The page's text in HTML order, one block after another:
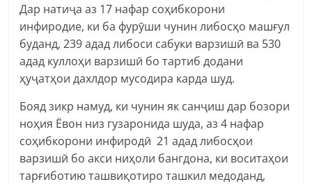
Дар натиҷа аз 17 нафар соҳибкорони
инфиродие, ки ба фурӯши чунин либосҳо машғул
буданд, 239 адад либоси сабуки варзишӣ ва 530
адад куллоҳи варзишӣ бо тартиб додани
ҳуҷатҳои дахлдор мусодира карда шуд.
Бояд зикр намуд, ки чунин як санҷиш дар бозори
ноҳия Ёвон низ гузаронида шуда, аз 4 нафар
соҳибкорони инфиродӣ 21 адад либосҳои
варзишӣ бо акси ниҳоли бангдона, ки воситаҳои
тарғиботию ташвиқотиро ташкил медоданд,